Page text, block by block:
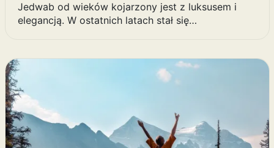
Jedwab od wieków kojarzony jest z luksusem i
elegancją. W ostatnich latach stał się…